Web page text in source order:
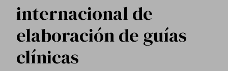
internacional de
elaboración de guías
clínicas